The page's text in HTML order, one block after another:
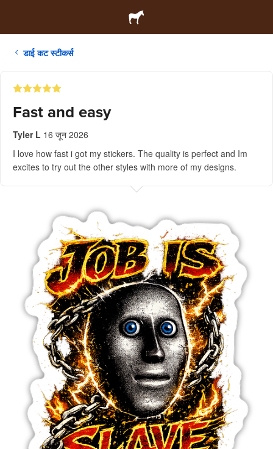
डाई कट स्टीकर्स
Fast and easy
Tyler L 16 जून 2026
I love how fast i got my stickers. The quality is perfect and Im
excites to try out the other styles with more of my designs.